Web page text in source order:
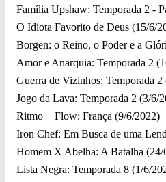
Família Upshaw: Temporada 2 -
O Idiota Favorito de Deus (15/6/
Borgen: o Reino, o Poder e a
Amor e Anarquia: Temporada 2
Guerra de Vizinhos: Temporada
Jogo da Lava: Temporada 2 (3/6/
Ritmo + Flow: França (9/6/2022)
Iron Chef: Em Busca de uma
Homem X Abelha: A Batalha (24/
Lista Negra: Temporada 8 (1/6/